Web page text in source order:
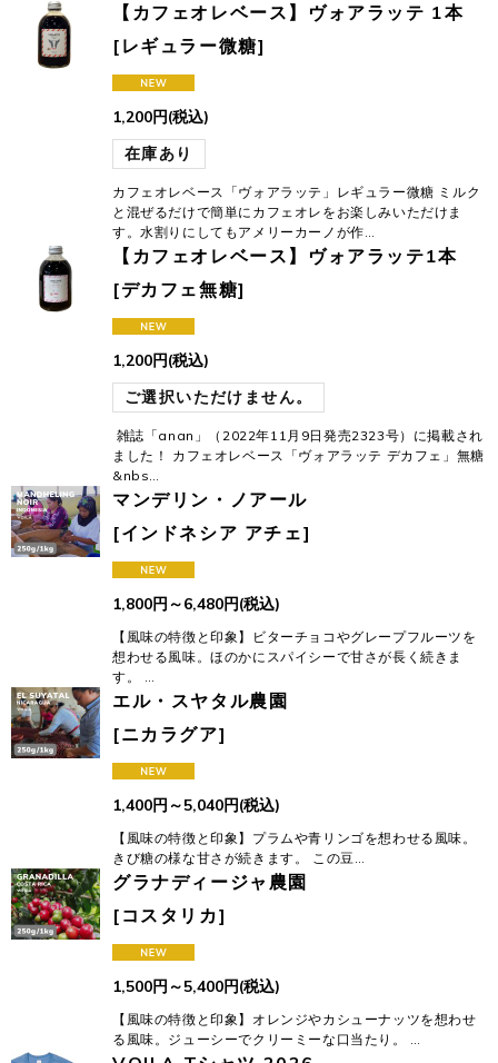
【カフェオレベース】ヴォアラッテ 1本
[ レギュラー微糖]
1,200円(税込)
在庫あり
カフェオレベース「ヴォアラッテ」レギュラー微糖 ミルク
と混ぜるだけで簡単にカフェオレをお楽しみいただけま
す。水割りにしてもアメリーカーノが作…
【カフェオレベース】ヴォアラッテ1本
[デカフェ無糖]
1,200円(税込)
ご選択いただけません。
雑誌「anan」（2022年11月9日発売2323号）に掲載され
ました！ カフェオレベース「ヴォアラッテ デカフェ」無糖
&nbs…
マンデリン・ノアール
[インドネシア アチェ]
1,800円 ～6,480円(税込)
【風味の特徴と印象】ビターチョコやグレープフルーツを
想わせる風味。ほのかにスパイシーで甘さが長く続きま
す。 …
エル・スヤタル農園
[ニカラグア]
1,400円 ～5,040円(税込)
【風味の特徴と印象】プラムや青リンゴを想わせる風味。
きび糖の様な甘さが続きます。 この豆…
グラナディージャ農園
[ コスタリカ]
1,500円 ～5,400円(税込)
【風味の特徴と印象】オレンジやカシューナッツを想わせ
る風味。ジューシーでクリーミーな口当たり。 …